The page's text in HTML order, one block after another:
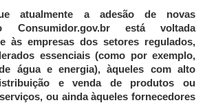
atualmente a adesão de novas
Consumidor.gov.br está voltada
às empresas dos setores regulados,
essenciais (como por exemplo,
água e energia), àqueles com alto
e venda de produtos ou
ou ainda àqueles fornecedores